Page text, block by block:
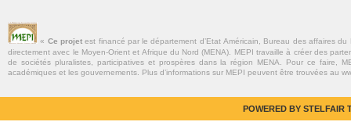
« Ce projetest financé par le département d’Etat Américain, Bureau des affaires
directement avec le Moyen-Orient et Afrique du Nord (MENA). MEPI travaille à créer des
de sociétés pluralistes, participatives et prospères dans la région MENA. Pour ce faire,
académiques et les gouvernements. Plus d’informations sur MEPI peuvent être trouvées au
POWERED BY STELFAIR